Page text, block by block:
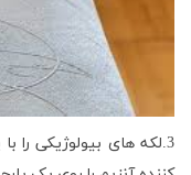
3.لکه های بیولوژیکی را با پاک کننده آنزیم تمیز کنید